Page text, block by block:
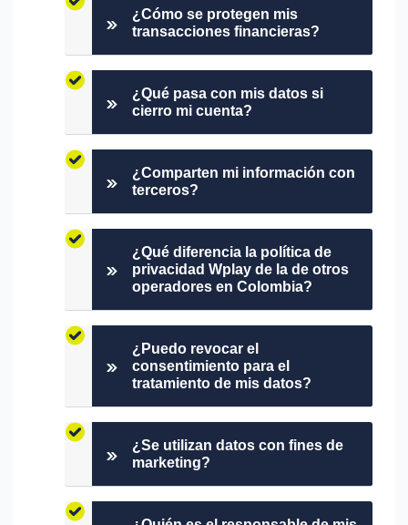
¿Cómo se protegen mis
transacciones financieras?
¿Qué pasa con mis datos si
cierro mi cuenta?
¿Comparten mi información con
terceros?
¿Qué diferencia la política de
privacidad Wplay de la de otros
operadores en Colombia?
¿Puedo revocar el
consentimiento para el
tratamiento de mis datos?
¿Se utilizan datos con fines de
marketing?